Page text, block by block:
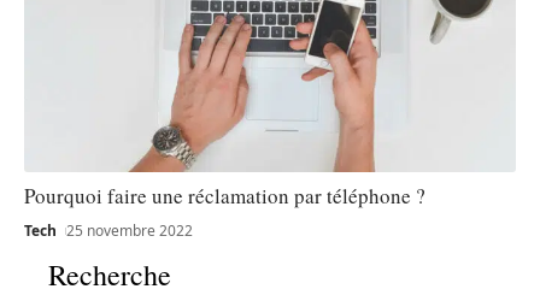
Pourquoi faire une réclamation par téléphone ?
Tech 25 novembre 2022
Recherche